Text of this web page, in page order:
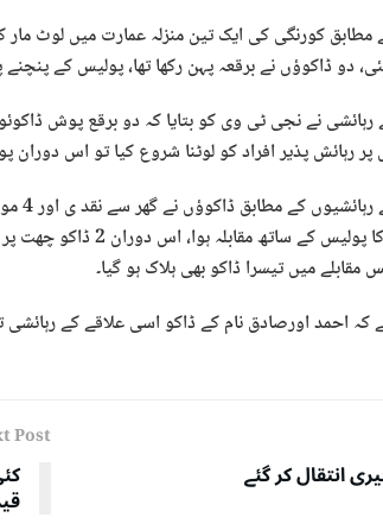
مطابق کورنگی کی ایک تین منزلہ عمارت میں لوٹ
دو ڈاکوؤں نے برقعہ پہن رکھا تھا، پولیس کے
نے نجی ٹی وی کو بتایا کہ دو برقع پوش
پر رہائش پذیر افراد کو لوٹنا شروع کیا تو اس دوران
جہاں ان کا پولیس
مقابلے میں تیسرا ڈاکو بھی ہلاک ہو گیا۔
ہے کہ احمد اورصادق نام کے ڈاکو اسی علاقے کے
انتقال کر گئے
Post